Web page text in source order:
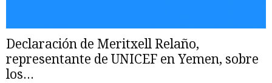
Declaración de Meritxell Relaño,
representante de UNICEF en Yemen, sobre
los...